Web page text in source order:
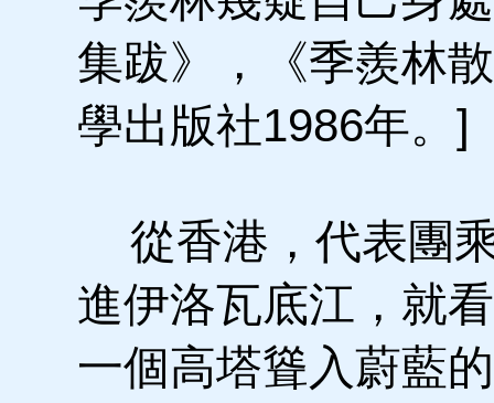
集跋》，《季羨林
學出版社1986年。]
從香港，代表團
進伊洛瓦底江，就
一個高塔聳入蔚藍